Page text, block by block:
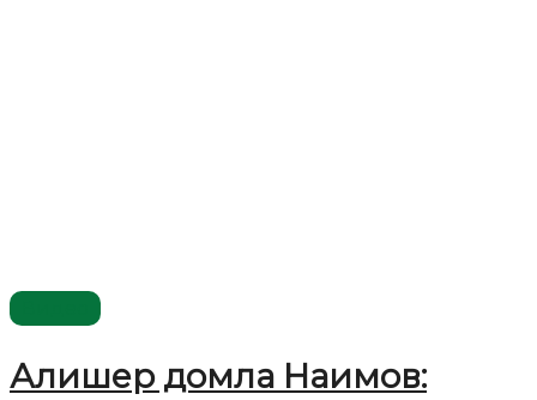
Алишер домла Наимов: